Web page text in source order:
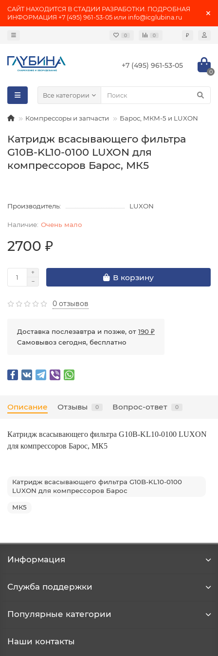
САЙТ НАХОДИТСЯ В СТАДИИ РАЗРАБОТКИ. ПОДРОБНАЯ
ИНФОРМАЦИЯ +7 (495) 961-53-05 или info@icglubina.ru
0 0 ₽
+7 (495) 961-53-05
0
Все категории
Компрессоры и запчасти Барос, МКМ-5 и LUXON
Катридж всасывающего фильтра
G10B-KL10-0100 LUXON для
компрессоров Барос, МК5
Производитель: LUXON
Очень мало
2700 ₽
В корзину
0 отзывов
Доставка послезавтра и позже, от 190 ₽
Самовывоз сегодня, бесплатно
Описание Отзывы 0 Вопрос-ответ 0
Катридж всасывающего фильтра G10B-KL10-0100 LUXON
для компрессоров Барос, МК5
Катридж всасывающего фильтра G10B-KL10-0100
LUXON для компрессоров Барос
МК5
Информация
Служба поддержки
Популярные категории
Наши контакты